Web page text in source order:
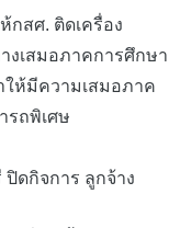
กสศ. ติดเครื่อง
งเสมอภาคการศึกษา
ห้มีความเสมอภาค
รถพิเศษ
ดกิจการ ลูกจ้าง